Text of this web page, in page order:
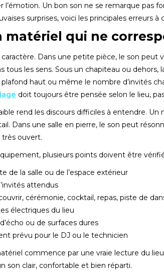
l’émotion. Un bon son ne se remarque pas
surprises, voici les principales erreurs
matériel qui ne
caractère. Dans une petite pièce, le son
tous les sens. Sous un chapiteau ou
haut ou même le nombre d’invités
doit toujours être pensée selon le lieu,
rend les discours difficiles à entendre.
Dans une salle en pierre, le son peut
ouvert.
plusieurs points doivent être
de la salle ou de l’espace extérieur
attendus
cérémonie, cocktail, repas, piste de
électriques du lieu
ou de surfaces dures
prévu pour le DJ ou le technicien
commence par une vraie lecture du
son clair, confortable et bien réparti.